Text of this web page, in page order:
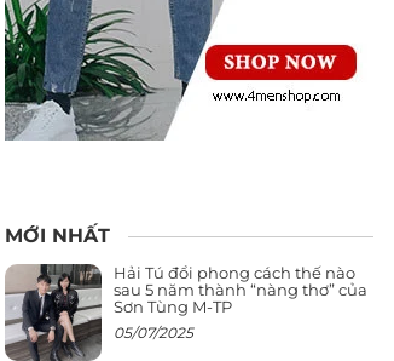
MỚI NHẤT
Hải Tú đổi phong cách thế nào
sau 5 năm thành “nàng thơ” của
Sơn Tùng M-TP
05/07/2025